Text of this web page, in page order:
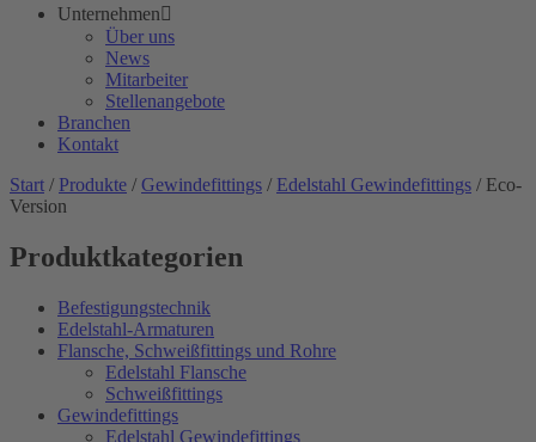
Unternehmen
Über uns
News
Mitarbeiter
Stellenangebote
Branchen
Kontakt
Start / Produkte / Gewindefittings / Edelstahl Gewindefittings / Eco-
Version
Produktkategorien
Befestigungstechnik
Edelstahl-Armaturen
Flansche, Schweißfittings und Rohre
Edelstahl Flansche
Schweißfittings
Gewindefittings
Edelstahl Gewindefittings